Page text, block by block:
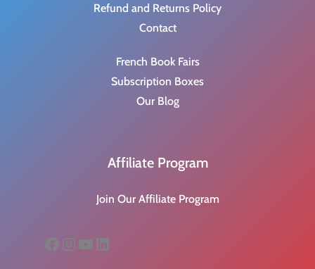
Refund and Returns Policy
Contact
French Book Fairs
Subscription Boxes
Our Blog
Affiliate Program
Join Our Affiliate Program
Facebook
Instagram
YouTube
LinkedIn